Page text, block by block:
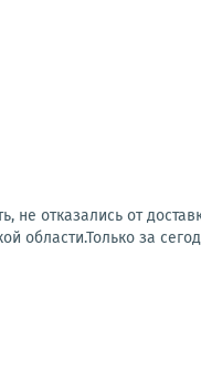
отказались от
области.Только за